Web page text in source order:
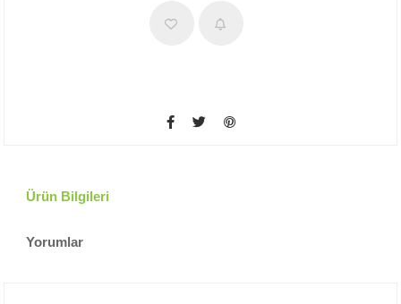
Ürün Bilgileri
Yorumlar